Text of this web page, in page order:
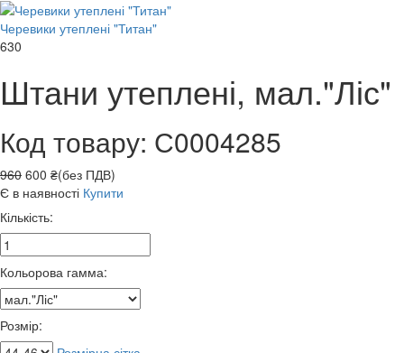
Черевики утеплені "Титан"
630
Штани утеплені, мал."Ліс"
Код товару: С0004285
960 600 ₴(без ПДВ)
Є в наявності Купити
Кількість:
Кольорова гамма:
Розмір: